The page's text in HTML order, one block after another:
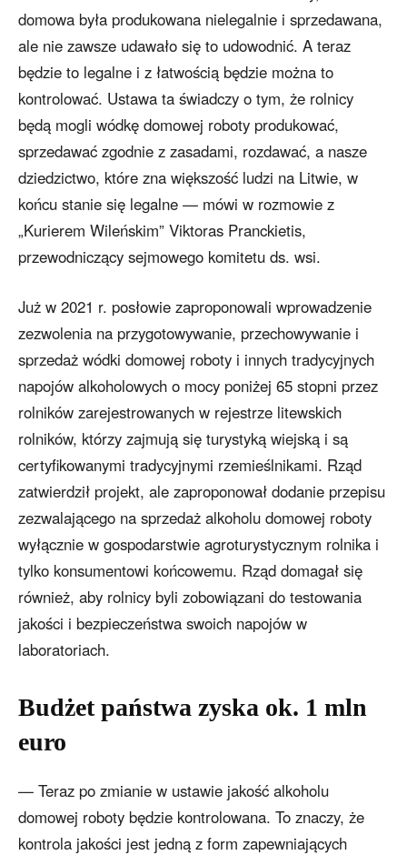
domowa była produkowana nielegalnie i sprzedawana,
ale nie zawsze udawało się to udowodnić. A teraz
będzie to legalne i z łatwością będzie można to
kontrolować. Ustawa ta świadczy o tym, że rolnicy
będą mogli wódkę domowej roboty produkować,
sprzedawać zgodnie z zasadami, rozdawać, a nasze
dziedzictwo, które zna większość ludzi na Litwie, w
końcu stanie się legalne — mówi w rozmowie z
„Kurierem Wileńskim” Viktoras Pranckietis,
przewodniczący sejmowego komitetu ds. wsi.
Już w 2021 r. posłowie zaproponowali wprowadzenie
zezwolenia na przygotowywanie, przechowywanie i
sprzedaż wódki domowej roboty i innych tradycyjnych
napojów alkoholowych o mocy poniżej 65 stopni przez
rolników zarejestrowanych w rejestrze litewskich
rolników, którzy zajmują się turystyką wiejską i są
certyfikowanymi tradycyjnymi rzemieślnikami. Rząd
zatwierdził projekt, ale zaproponował dodanie przepisu
zezwalającego na sprzedaż alkoholu domowej roboty
wyłącznie w gospodarstwie agroturystycznym rolnika i
tylko konsumentowi końcowemu. Rząd domagał się
również, aby rolnicy byli zobowiązani do testowania
jakości i bezpieczeństwa swoich napojów w
laboratoriach.
Budżet państwa zyska ok. 1 mln
euro
— Teraz po zmianie w ustawie jakość alkoholu
domowej roboty będzie kontrolowana. To znaczy, że
kontrola jakości jest jedną z form zapewniających